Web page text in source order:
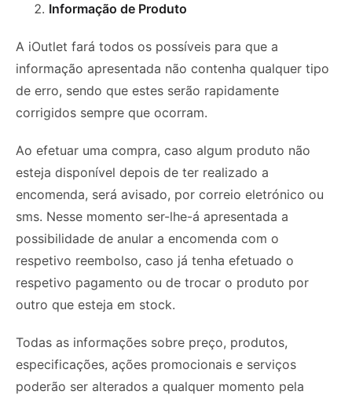
Informação de Produto
A iOutlet fará todos os possíveis para que a
informação apresentada não contenha qualquer tipo
de erro, sendo que estes serão rapidamente
corrigidos sempre que ocorram.
Ao efetuar uma compra, caso algum produto não
esteja disponível depois de ter realizado a
encomenda, será avisado, por correio eletrónico ou
sms. Nesse momento ser-lhe-á apresentada a
possibilidade de anular a encomenda com o
respetivo reembolso, caso já tenha efetuado o
respetivo pagamento ou de trocar o produto por
outro que esteja em stock.
Todas as informações sobre preço, produtos,
especificações, ações promocionais e serviços
poderão ser alterados a qualquer momento pela